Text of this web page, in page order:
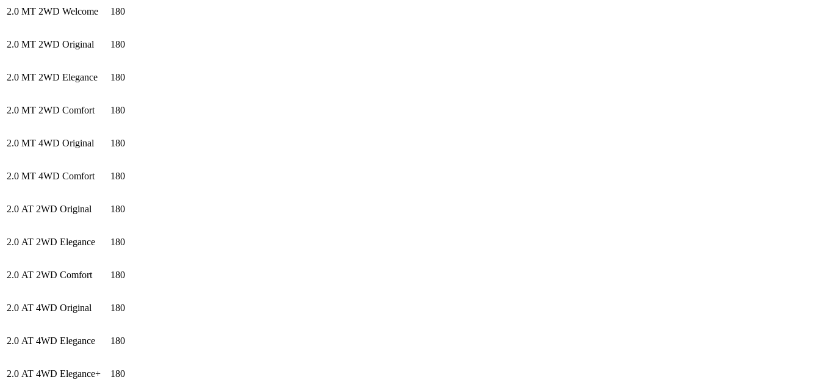
2.0 MT 2WD Welcome 180
2.0 MT 2WD Original 180
2.0 MT 2WD Elegance 180
2.0 MT 2WD Comfort 180
2.0 MT 4WD Original 180
2.0 MT 4WD Comfort 180
2.0 AT 2WD Original 180
2.0 AT 2WD Elegance 180
2.0 AT 2WD Comfort 180
2.0 AT 4WD Original 180
2.0 AT 4WD Elegance 180
2.0 AT 4WD Elegance+ 180